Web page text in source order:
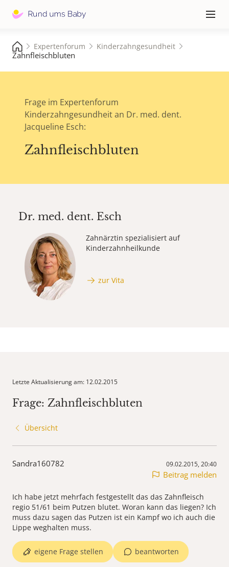
≡
Expertenforum Kinderzahngesundheit
Zahnfleischbluten
Frage im Expertenforum
Kinderzahngesundheit an Dr. med. dent.
Jacqueline Esch:
Zahnfleischbluten
Dr. med. dent. Esch
Zahnärztin spezialisiert auf
Kinderzahnheilkunde
zur Vita
Letzte Aktualisierung am: 12.02.2015
Frage: Zahnfleischbluten
Übersicht
Sandra160782 09.02.2015, 20:40
Beitrag melden
Ich habe jetzt mehrfach festgestellt das das Zahnfleisch
regio 51/61 beim Putzen blutet. Woran kann das liegen? Ich
muss dazu sagen das Putzen ist ein Kampf wo ich auch die
Lippe weghalten muss.
beantworten
eigene Frage stellen